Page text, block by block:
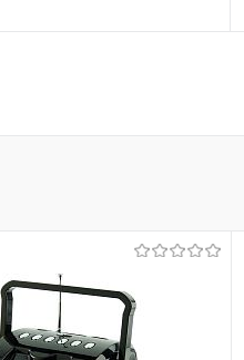
Сравнение